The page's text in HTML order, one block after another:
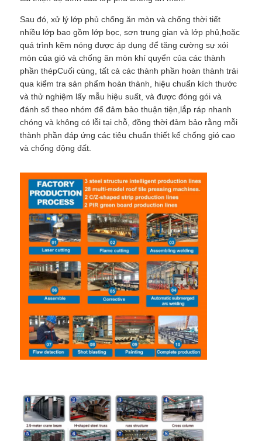
Sau đó, xử lý lớp phủ chống ăn mòn và chống thời tiết
nhiều lớp bao gồm lớp bọc, sơn trung gian và lớp phủ,hoặc
quá trình kẽm nóng được áp dụng để tăng cường sự xói
mòn của gió và chống ăn mòn khí quyển của các thành
phần thépCuối cùng, tất cả các thành phần hoàn thành trải
qua kiểm tra sản phẩm hoàn thành, hiệu chuẩn kích thước
và thử nghiệm lấy mẫu hiệu suất, và được đóng gói và
đánh số theo nhóm để đảm bảo thuận tiện,lắp ráp nhanh
chóng và không có lỗi tại chỗ, đồng thời đảm bảo rằng mỗi
thành phần đáp ứng các tiêu chuẩn thiết kế chống gió cao
và chống động đất.